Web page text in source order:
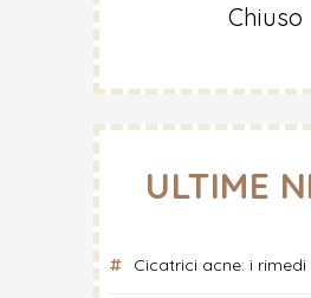
Chiuso
ULTIME
Cicatrici acne: i